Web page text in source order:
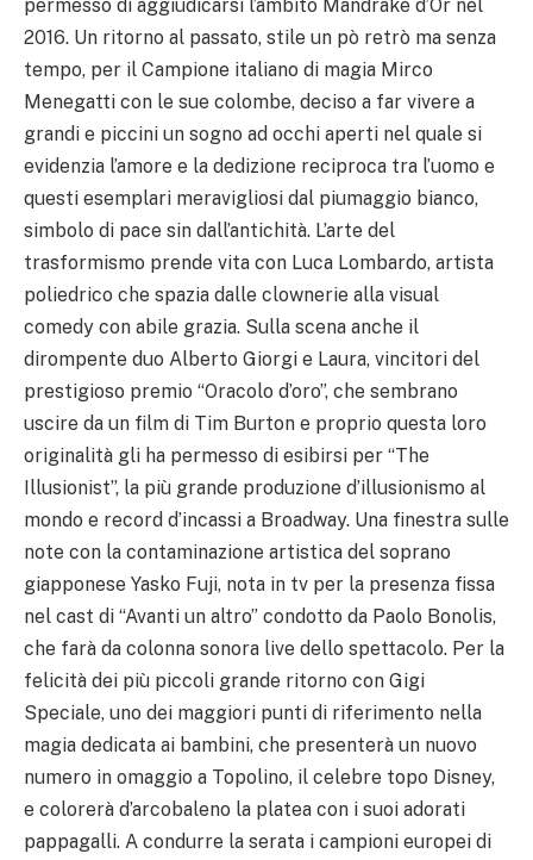
permesso di aggiudicarsi l’ambito Mandrake d’Or nel
2016. Un ritorno al passato, stile un pò retrò ma senza
tempo, per il Campione italiano di magia Mirco
Menegatti con le sue colombe, deciso a far vivere a
grandi e piccini un sogno ad occhi aperti nel quale si
evidenzia l’amore e la dedizione reciproca tra l’uomo e
questi esemplari meravigliosi dal piumaggio bianco,
simbolo di pace sin dall’antichità. L’arte del
trasformismo prende vita con Luca Lombardo, artista
poliedrico che spazia dalle clownerie alla visual
comedy con abile grazia. Sulla scena anche il
dirompente duo Alberto Giorgi e Laura, vincitori del
prestigioso premio “Oracolo d’oro”, che sembrano
uscire da un film di Tim Burton e proprio questa loro
originalità gli ha permesso di esibirsi per “The
Illusionist”, la più grande produzione d’illusionismo al
mondo e record d’incassi a Broadway. Una finestra sulle
note con la contaminazione artistica del soprano
giapponese Yasko Fuji, nota in tv per la presenza fissa
nel cast di “Avanti un altro” condotto da Paolo Bonolis,
che farà da colonna sonora live dello spettacolo. Per la
felicità dei più piccoli grande ritorno con Gigi
Speciale, uno dei maggiori punti di riferimento nella
magia dedicata ai bambini, che presenterà un nuovo
numero in omaggio a Topolino, il celebre topo Disney,
e colorerà d’arcobaleno la platea con i suoi adorati
pappagalli. A condurre la serata i campioni europei di